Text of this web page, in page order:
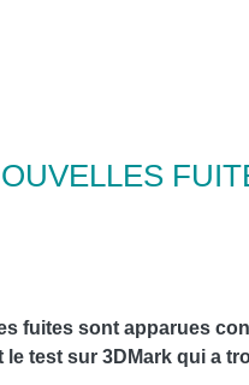
fuites sont apparues
test sur 3DMark qui a